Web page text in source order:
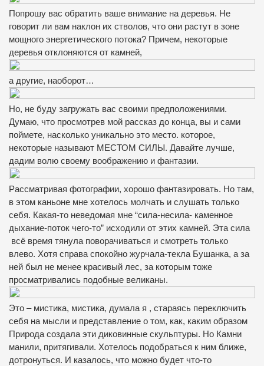
Попрошу вас обратить ваше внимание на деревья. Не
говорит ли вам наклон их стволов, что они растут в зоне
мощного энергетического потока? Причем, некоторые
деревья отклоняются от камней,
а другие, наоборот…
Но, не буду загружать вас своими предположениями.
Думаю, что просмотрев мой рассказ до конца, вы и сами
поймете, насколько уникально это место. которое,
некоторые называют МЕСТОМ СИЛЫ. Давайте лучше,
дадим волю своему воображению и фантазии.
Рассматривая фотографии, хорошо фантазировать. Но там,
в этом каньоне мне хотелось молчать и слушать только
себя. Какая-то неведомая мне “сила-несила- каменное
дыхание-поток чего-то” исходили от этих камней. Эта сила
всё время тянула поворачиваться и смотреть только
влево. Хотя справа спокойно журчала-текла Бушанка, а за
ней был не менее красивый лес, за которым тоже
просматривались подобные великаны.
Это – мистика, мистика, думала я , стараясь переключить
себя на мысли и представление о том, как, каким образом
Природа создала эти диковинные скульптуры. Но Камни
манили, притягивали. Хотелось подобраться к ним ближе,
дотронуться. И казалось, что можно будет что-то